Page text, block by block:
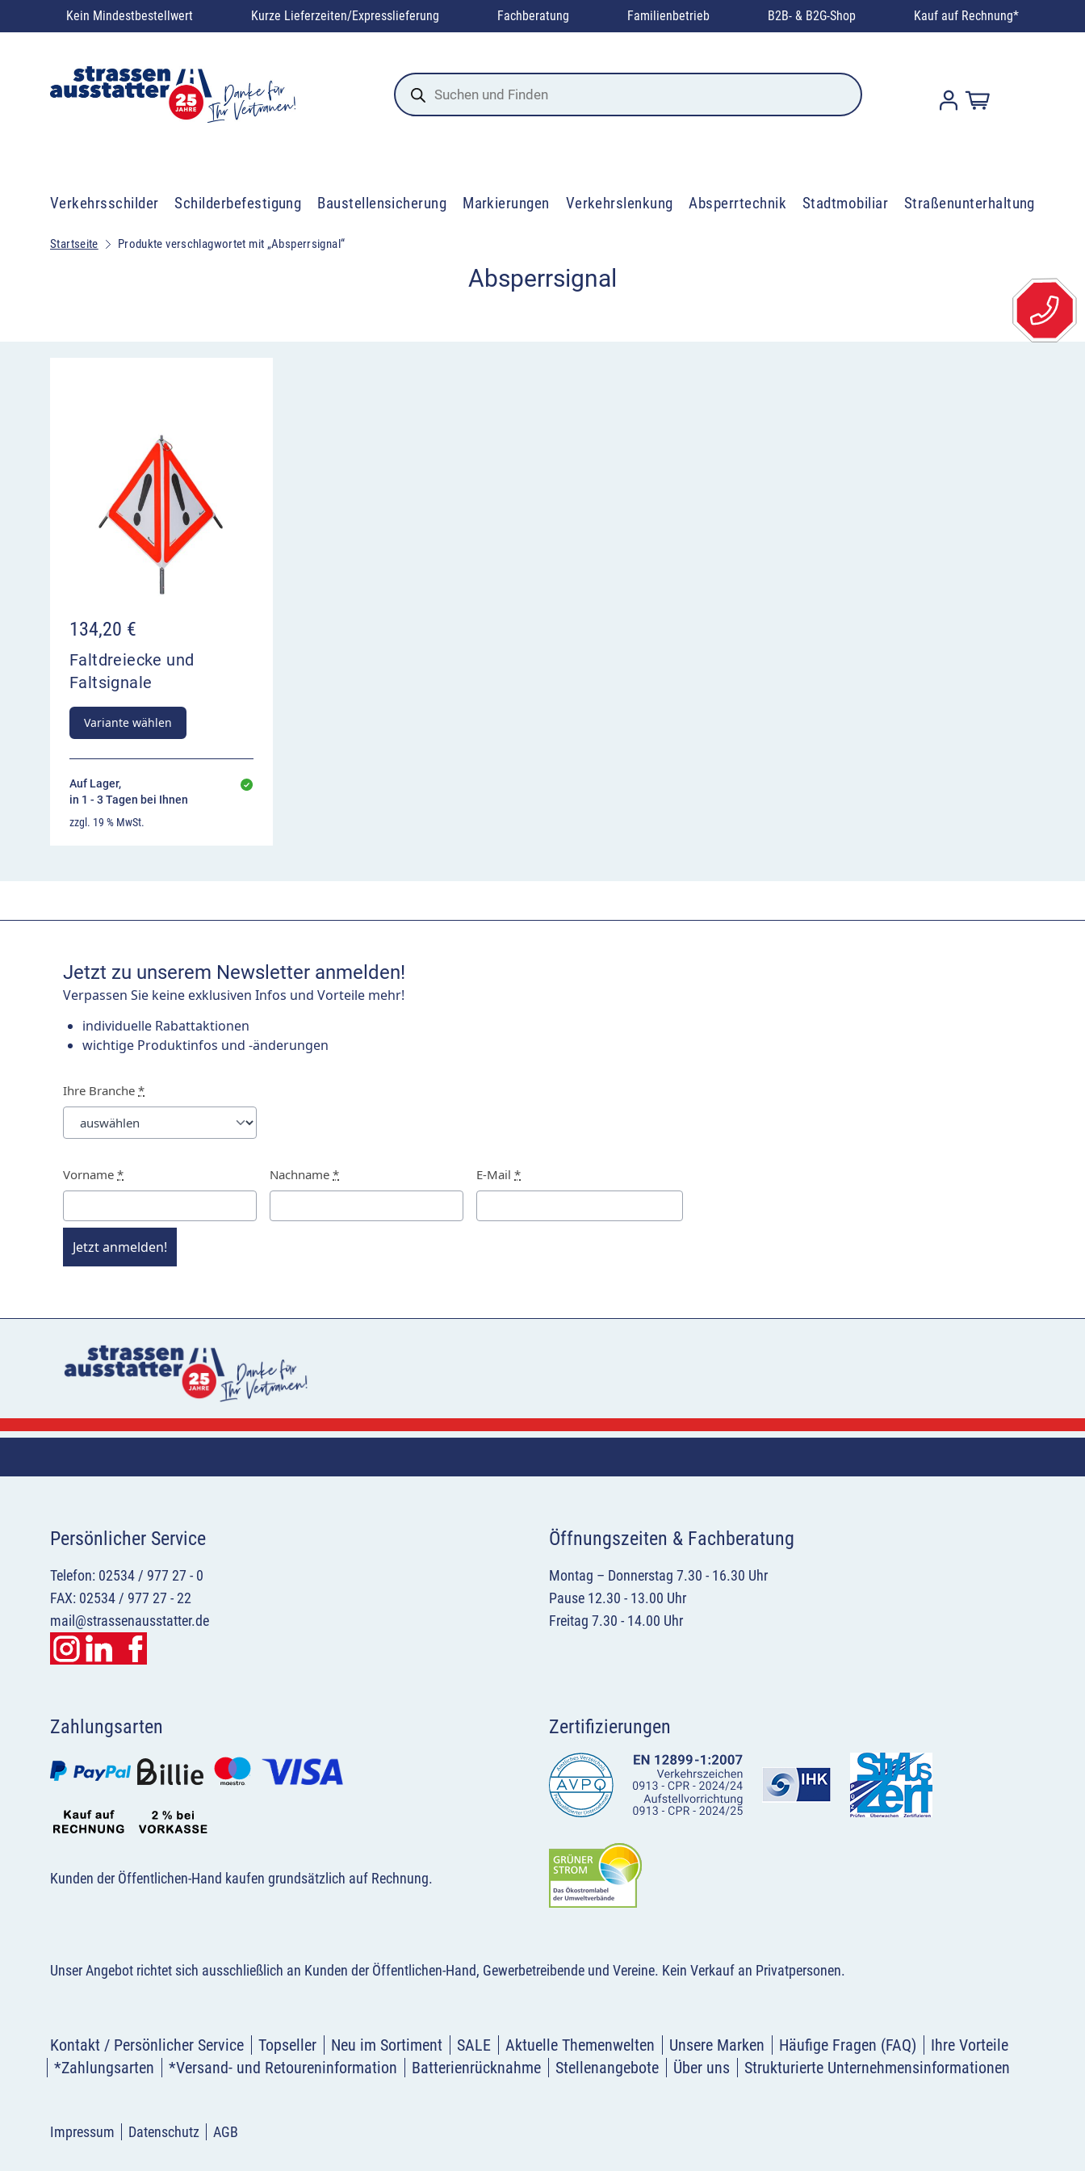
Kein Mindestbestellwert Kurze Lieferzeiten/Expresslieferung Fachberatung Familienbetrieb B2B- & B2G-Shop Kauf auf Rechnung*
Products
search
Verkehrsschilder Schilderbefestigung Baustellensicherung Markierungen Verkehrslenkung Absperrtechnik Stadtmobiliar Straßenunterhaltung
Startseite Produkte verschlagwortet mit „Absperrsignal“
Absperrsignal
134,20 €
Faltdreiecke und
Faltsignale
Variante wählen
Auf Lager,
in 1 - 3 Tagen bei Ihnen
zzgl. 19 % MwSt.
Jetzt zu unserem Newsletter anmelden!
Verpassen Sie keine exklusiven Infos und Vorteile mehr!
individuelle Rabattaktionen
wichtige Produktinfos und -änderungen
Ihre Branche *
Vorname * Nachname * E-Mail *
Jetzt anmelden!
Persönlicher Service
Telefon: 02534 / 977 27 - 0
FAX: 02534 / 977 27 - 22
mail@strassenausstatter.de
Öffnungszeiten & Fachberatung
Montag – Donnerstag 7.30 - 16.30 Uhr
Pause 12.30 - 13.00 Uhr
Freitag 7.30 - 14.00 Uhr
Zahlungsarten
Kunden der Öffentlichen-Hand kaufen grundsätzlich auf Rechnung.
Zertifizierungen
Unser Angebot richtet sich ausschließlich an Kunden der Öffentlichen-Hand, Gewerbetreibende und Vereine. Kein Verkauf an Privatpersonen.
Kontakt / Persönlicher Service Topseller Neu im Sortiment SALE Aktuelle Themenwelten Unsere Marken Häufige Fragen (FAQ)
Ihre Vorteile
*Zahlungsarten
*Versand- und Retoureninformation Batterienrücknahme Stellenangebote Über uns Strukturierte Unternehmensinformationen
Impressum Datenschutz AGB